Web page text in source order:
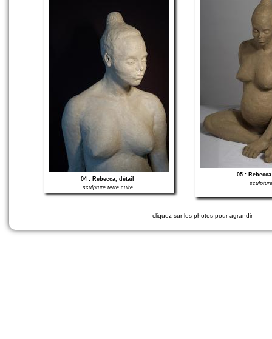
04 : Rebecca, détail
sculpture terre cuite
05 :
cliquez sur les photos pour agrandir